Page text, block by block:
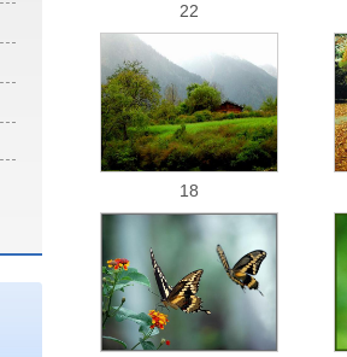
22
18